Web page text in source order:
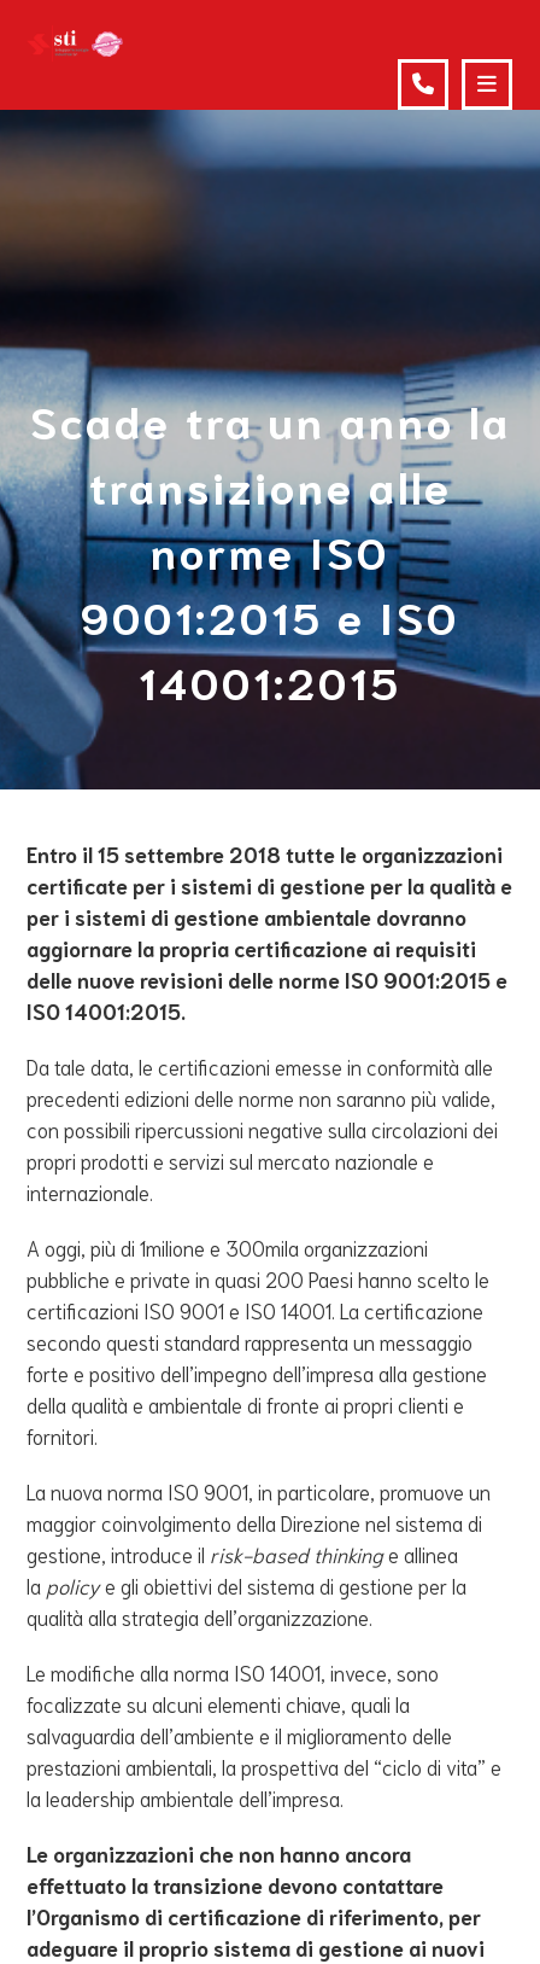
Scade tra un anno la
transizione alle
norme ISO
9001:2015 e ISO
14001:2015
Entro il 15 settembre 2018 tutte le organizzazioni
certificate per i sistemi di gestione per la qualità e
per i sistemi di gestione ambientale dovranno
aggiornare la propria certificazione ai requisiti
delle nuove revisioni delle norme ISO 9001:2015 e
ISO 14001:2015.
Da tale data, le certificazioni emesse in conformità alle
precedenti edizioni delle norme non saranno più valide,
con possibili ripercussioni negative sulla circolazioni dei
propri prodotti e servizi sul mercato nazionale e
internazionale.
A oggi, più di 1milione e 300mila organizzazioni
pubbliche e private in quasi 200 Paesi hanno scelto le
certificazioni ISO 9001 e ISO 14001. La certificazione
secondo questi standard rappresenta un messaggio
forte e positivo dell’impegno dell’impresa alla gestione
della qualità e ambientale di fronte ai propri clienti e
fornitori.
La nuova norma ISO 9001, in particolare, promuove un
maggior coinvolgimento della Direzione nel sistema di
gestione, introduce il risk-based thinkinge allinea
la policye gli obiettivi del sistema di gestione per la
qualità alla strategia dell’organizzazione.
Le modifiche alla norma ISO 14001, invece, sono
focalizzate su alcuni elementi chiave, quali la
salvaguardia dell’ambiente e il miglioramento delle
prestazioni ambientali, la prospettiva del “ciclo di vita” e
la leadership ambientale dell’impresa.
Le organizzazioni che non hanno ancora
effettuato la transizione devono contattare
l’Organismo di certificazione di riferimento, per
adeguare il proprio sistema di gestione ai nuovi